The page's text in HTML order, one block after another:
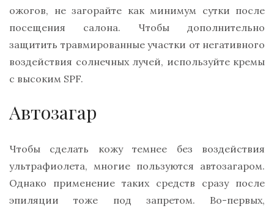
ожогов, не загорайте как минимум сутки после
посещения салона. Чтобы дополнительно
защитить травмированные участки от негативного
воздействия солнечных лучей, используйте кремы
с высоким SPF.
Автозагар
Чтобы сделать кожу темнее без воздействия
ультрафиолета, многие пользуются автозагаром.
Однако применение таких средств сразу после
эпиляции тоже под запретом. Во-первых,